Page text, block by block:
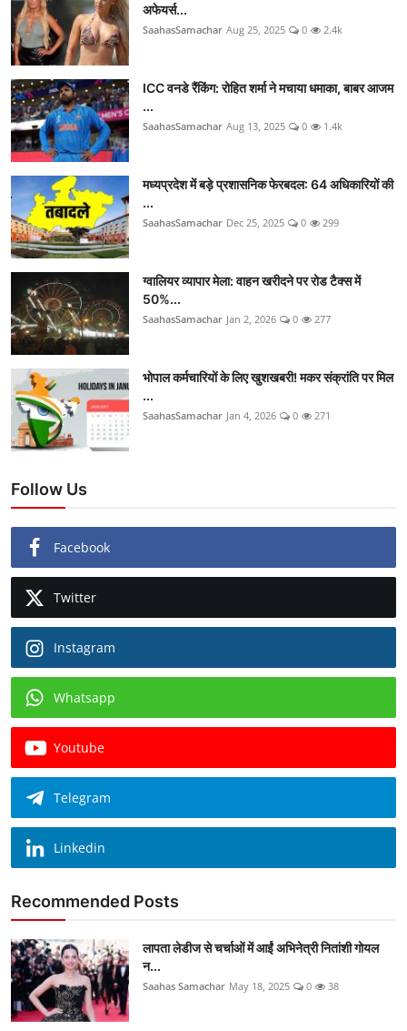
अफेयर्स...
SaahasSamachar Aug 25, 2025 0 2.4k
ICC वनडे रैंकिंग: रोहित शर्मा ने मचाया धमाका, बाबर आजम
...
SaahasSamachar Aug 13, 2025 0 1.4k
मध्यप्रदेश में बड़े प्रशासनिक फेरबदल: 64 अधिकारियों की
...
SaahasSamachar Dec 25, 2025 0 299
ग्वालियर व्यापार मेला: वाहन खरीदने पर रोड टैक्स में
50%...
SaahasSamachar Jan 2, 2026 0 277
भोपाल कर्मचारियों के लिए खुशखबरी! मकर संक्रांति पर मिल
...
SaahasSamachar Jan 4, 2026 0 271
Follow Us
Facebook
Twitter
Instagram
Whatsapp
Youtube
Telegram
Linkedin
Recommended Posts
लापता लेडीज से चर्चाओं में आईं अभिनेत्री नितांशी गोयल
न...
Saahas Samachar May 18, 2025 0 38